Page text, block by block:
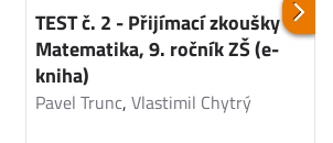
TEST č. 2 - Přijímací zkoušky -
Matematika, 9. ročník ZŠ (e-
kniha)
Pavel Trunc, Vlastimil Chytrý